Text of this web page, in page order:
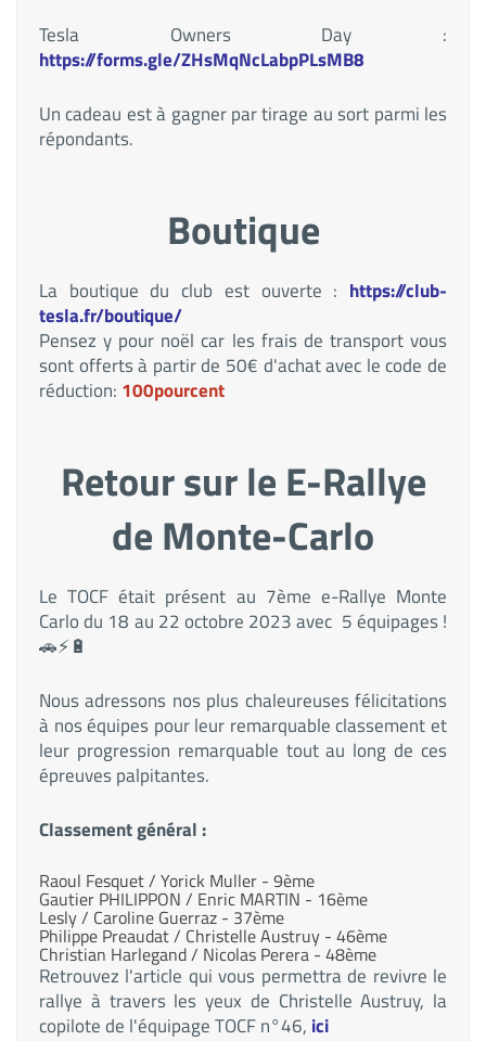
Tesla Owners Day :
https://forms.gle/ZHsMqNcLabpPLsMB8
Un cadeau est à gagner par tirage au sort parmi les
répondants.
Boutique
La boutique du club est ouverte : https://club-
tesla.fr/boutique/
Pensez y pour noël car les frais de transport vous
sont offerts à partir de 50€ d'achat avec le code de
réduction: 100pourcent
Retour sur le E-Rallye
de Monte-Carlo
Le TOCF était présent au 7ème e-Rallye Monte
Carlo du 18 au 22 octobre 2023 avec 5 équipages !
🚗⚡️🔋
Nous adressons nos plus chaleureuses félicitations
à nos équipes pour leur remarquable classement et
leur progression remarquable tout au long de ces
épreuves palpitantes.
Classement général :
Raoul Fesquet / Yorick Muller - 9ème
Gautier PHILIPPON / Enric MARTIN - 16ème
Lesly / Caroline Guerraz - 37ème
Philippe Preaudat / Christelle Austruy - 46ème
Christian Harlegand / Nicolas Perera - 48ème
Retrouvez l'article qui vous permettra de revivre le
rallye à travers les yeux de Christelle Austruy, la
copilote de l'équipage TOCF n°46, ici